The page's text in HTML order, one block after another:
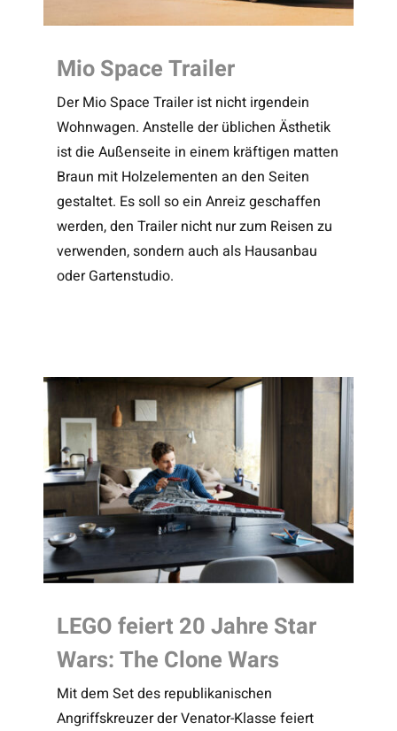
Mio Space Trailer
Der Mio Space Trailer ist nicht irgendein
Wohnwagen. Anstelle der üblichen Ästhetik
ist die Außenseite in einem kräftigen matten
Braun mit Holzelementen an den Seiten
gestaltet. Es soll so ein Anreiz geschaffen
werden, den Trailer nicht nur zum Reisen zu
verwenden, sondern auch als Hausanbau
oder Gartenstudio.
LEGO feiert 20 Jahre Star
Wars: The Clone Wars
Mit dem Set des republikanischen
Angriffskreuzer der Venator-Klasse feiert